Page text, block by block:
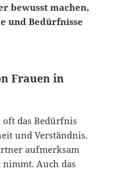
bewusst machen,
und Bedürfnisse
Frauen in
das Bedürfnis
und Verständnis.
aufmerksam
Auch das